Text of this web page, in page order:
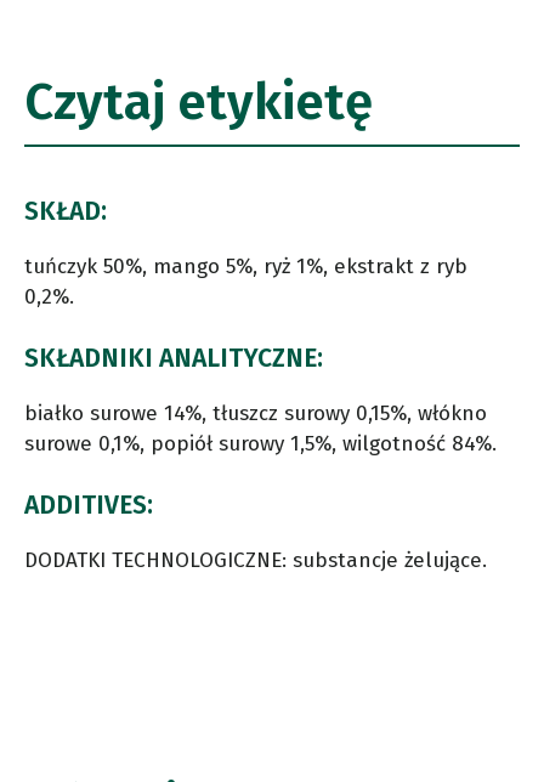
Czytaj etykietę
SKŁAD:
tuńczyk 50%, mango 5%, ryż 1%, ekstrakt z ryb
0,2%.
SKŁADNIKI ANALITYCZNE:
białko surowe 14%, tłuszcz surowy 0,15%, włókno
surowe 0,1%, popiół surowy 1,5%, wilgotność 84%.
ADDITIVES:
DODATKI TECHNOLOGICZNE: substancje żelujące.